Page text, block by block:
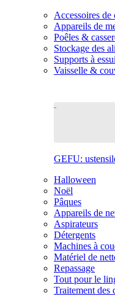
Accessoires de
Appareils de
Poêles &
Stockage des
Supports à
Vaisselle &
GEFU:
Halloween
Noël
Pâques
Appareils de
Aspirateurs
Détergents
Machines à
Matériel de
Repassage
Tout pour le
Traitement des